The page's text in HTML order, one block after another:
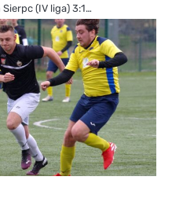
Sierpc (IV liga) 3:1…